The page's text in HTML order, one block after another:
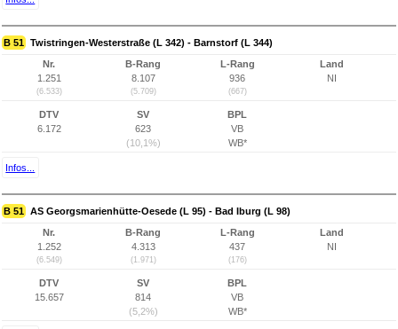
B 51 Twistringen-Westerstraße (L 342) - Barnstorf (L 344)
Nr.
1.251
(6.533)
B-Rang
8.107
(5.709)
L-Rang
936
(667)
Land
NI
DTV
6.172
SV
623
(10,1%)
BPL
VB
WB*
Infos...
B 51 AS Georgsmarienhütte-Oesede (L 95) - Bad Iburg (L 98)
Nr.
1.252
(6.549)
B-Rang
4.313
(1.971)
L-Rang
437
(176)
Land
NI
DTV
15.657
SV
814
(5,2%)
BPL
VB
WB*